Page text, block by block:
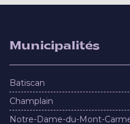
Municipalités
Batiscan
Champlain
Notre-Dame-du-Mont-